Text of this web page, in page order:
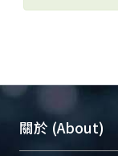
關於 (About)